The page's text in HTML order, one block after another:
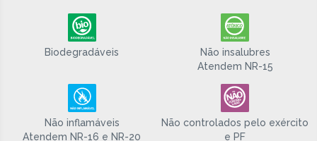
Biodegradáveis
Não insalubres
Atendem NR-15
Não inflamáveis
Atendem NR-16 e NR-20
Não controlados pelo exército
e PF